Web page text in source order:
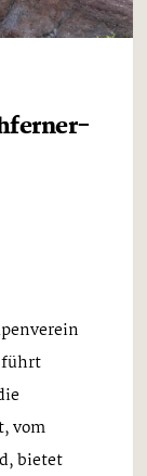
führt
vom
bietet